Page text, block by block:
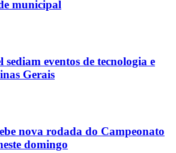
municipal
sediam eventos de tecnologia e
Gerais
nova rodada do Campeonato
domingo